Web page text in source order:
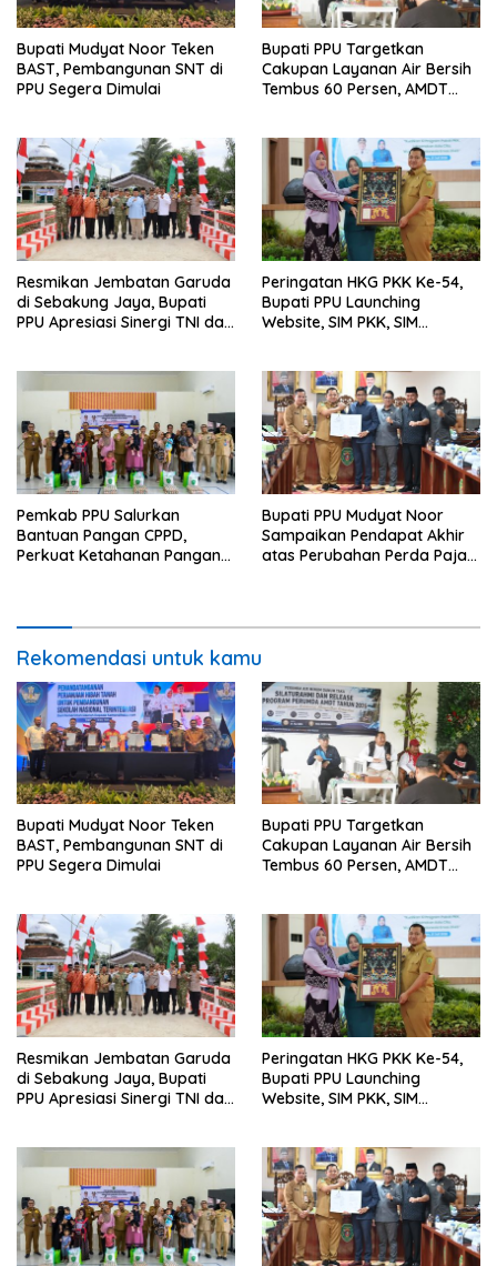
Bupati Mudyat Noor Teken
BAST, Pembangunan SNT di
PPU Segera Dimulai
Bupati PPU Targetkan
Cakupan Layanan Air Bersih
Tembus 60 Persen, AMDT
Resmikan Jembatan Garuda
di Sebakung Jaya, Bupati
PPU Apresiasi Sinergi TNI dan
Peringatan HKG PKK Ke-54,
Bupati PPU Launching
Website, SIM PKK, SIM
Pemkab PPU Salurkan
Bantuan Pangan CPPD,
Perkuat Ketahanan Pangan
Bupati PPU Mudyat Noor
Sampaikan Pendapat Akhir
atas Perubahan Perda Pajak
Rekomendasi untuk kamu
Bupati Mudyat Noor Teken
BAST, Pembangunan SNT di
PPU Segera Dimulai
Bupati PPU Targetkan
Cakupan Layanan Air Bersih
Tembus 60 Persen, AMDT
Resmikan Jembatan Garuda
di Sebakung Jaya, Bupati
PPU Apresiasi Sinergi TNI dan
Peringatan HKG PKK Ke-54,
Bupati PPU Launching
Website, SIM PKK, SIM